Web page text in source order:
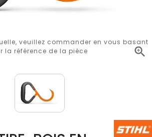

veuillez commander en vous basant
la référence de la pièce